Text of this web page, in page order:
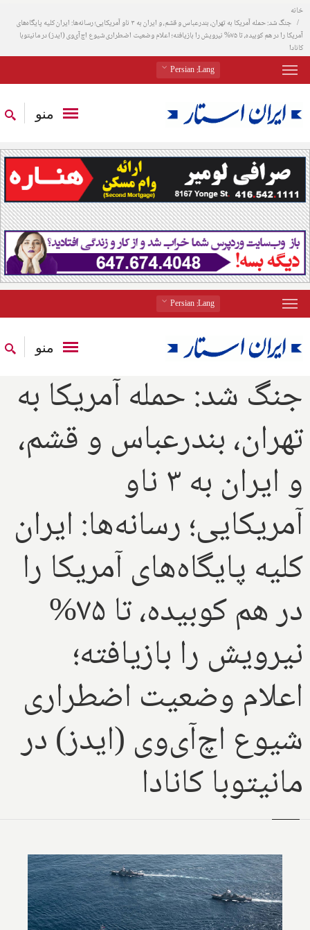
خانه
جنگ شد: حمله آمریکا به تهران، بندرعباس و قشم، و ایران به ۳ ناو آمریکایی؛ رسانه‌ها: ایران کلیه پایگاه‌های
آمریکا را در هم کوبیده، تا ۷۵% نیرویش را بازیافته؛ اعلام وضعیت اضطراری شیوع اچ‌آی‌وی (ایدز) در مانیتوبا
کانادا
Lang
: Persian
منو
Lang
: Persian
منو
جنگ شد: حمله آمریکا به
تهران، بندرعباس و قشم،
و ایران به ۳ ناو
آمریکایی؛ رسانه‌ها: ایران
کلیه پایگاه‌های آمریکا را
در هم کوبیده، تا ۷۵%
نیرویش را بازیافته؛
اعلام وضعیت اضطراری
شیوع اچ‌آی‌وی (ایدز) در
مانیتوبا کانادا